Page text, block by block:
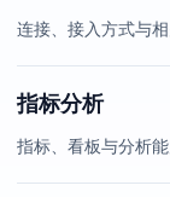
连接、接入方式与相
指标分析
指标、看板与分析能